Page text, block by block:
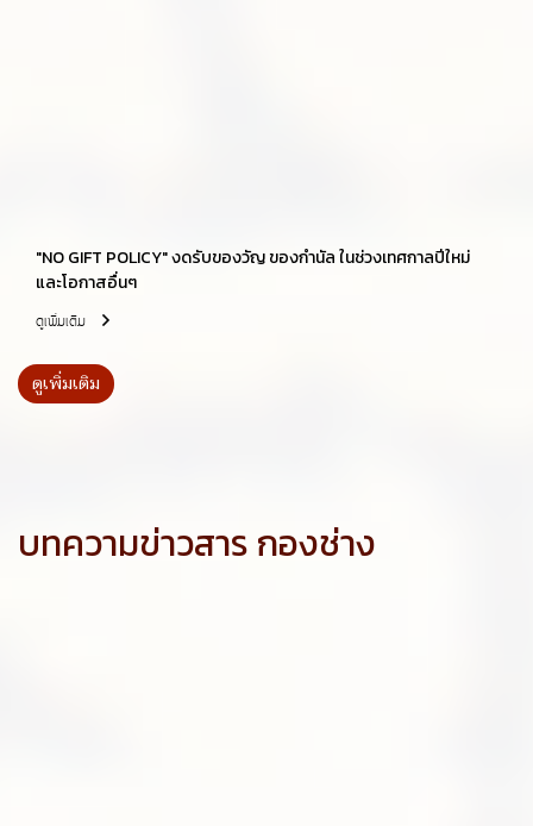
"NO GIFT POLICY" งดรับของวัญ ของกำนัล ในช่วงเทศกาลปีใหม่
และโอกาสอื่นๆ
ดูเพิ่มเติม
ดูเพิ่มเติม
บทความข่าวสาร กองช่าง